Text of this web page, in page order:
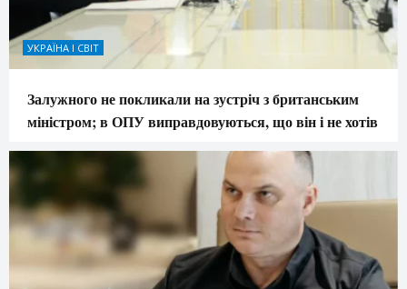
УКРАЇНА І СВІТ
Залужного не покликали на зустріч з британським
міністром; в ОПУ виправдовуються, що він і не хотів